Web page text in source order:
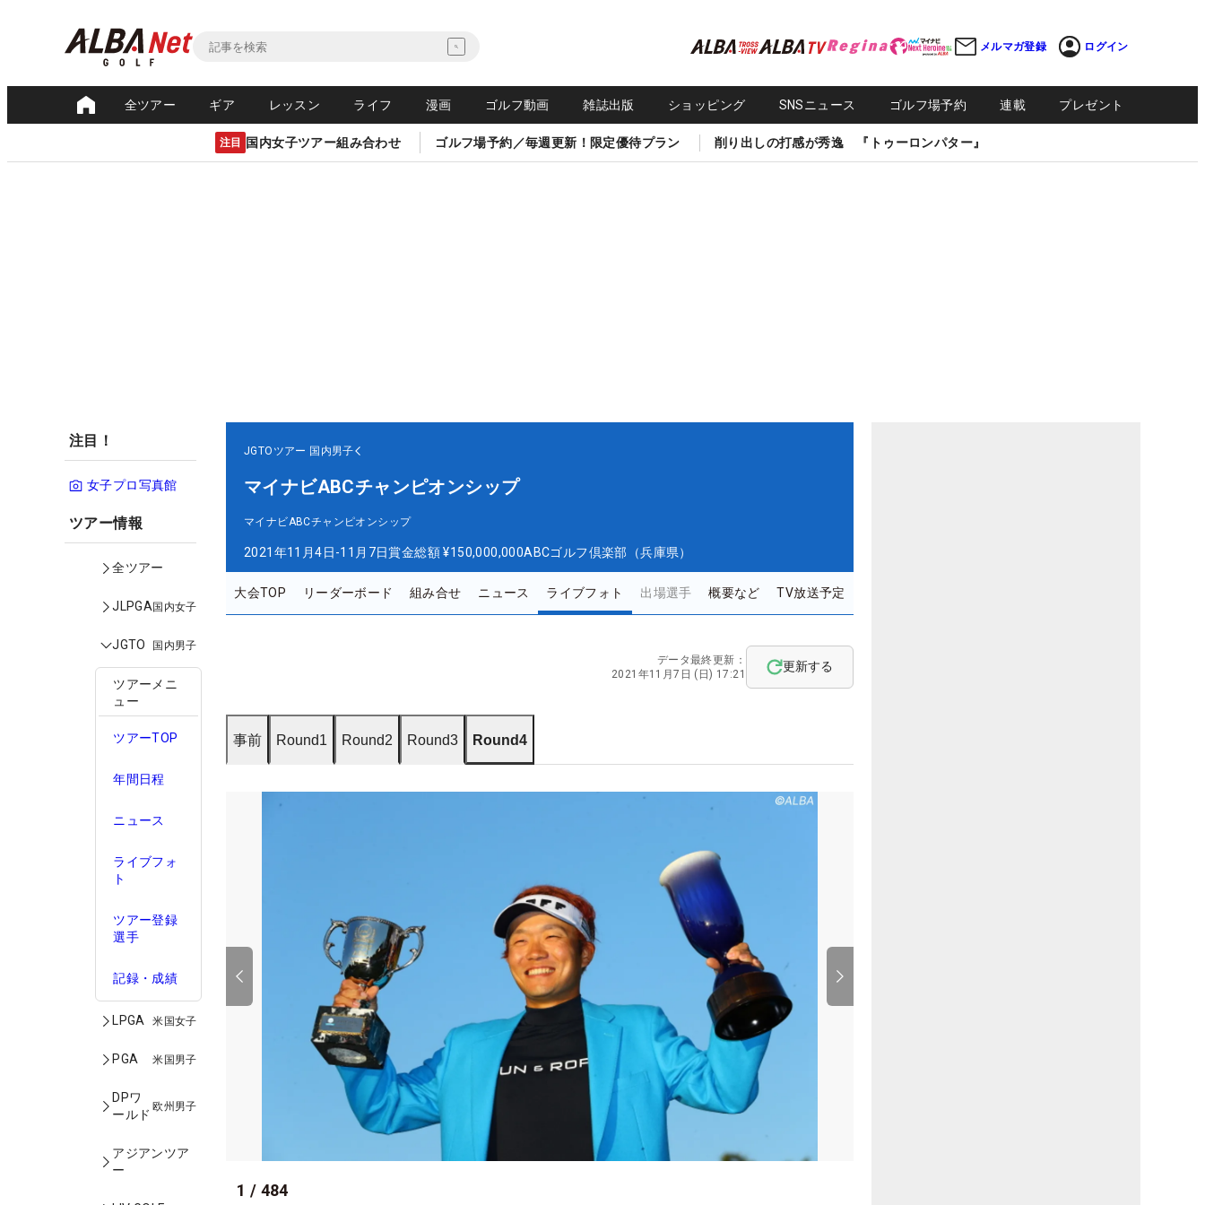
メルマガ登録 ログイン
全ツアー ギア レッスン ライフ 漫画 ゴルフ動画 雑誌出版 ショッピング SNSニュース ゴルフ場予約 連載 プレゼント
注目 国内女子ツアー組み合わせ ゴルフ場予約／毎週更新！限定優待プラン 削り出しの打感が秀逸 『トゥーロンパター』
注目！
女子プロ写真館
ツアー情報
全ツアー
JLPGA国内女子
JGTO 国内男子
ツアーメニ
ュー
ツアーTOP
年間日程
ニュース
ライブフォ
ト
ツアー登録
選手
記録・成績
LPGA 米国女子
PGA 米国男子
DPワ
ールド
欧州男子
アジアンツア
ー
JGTOツアー 国内男子
マイナビABCチャンピオンシップ
マイナビABCチャンピオンシップ
2021年11月4日-11月7日賞金総額 ¥150,000,000ABCゴルフ倶楽部（兵庫県）
大会TOP リーダーボード 組み合せ ニュース ライブフォト 出場選手 概要など TV放送予定
データ最終更新：
2021年11月7日 (日) 17:21
更新する
事前 Round1 Round2 Round3 Round4
1 / 484